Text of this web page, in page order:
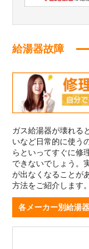
給湯器故障
ガス給湯器が壊れる
いなど日常的に使う
らといってすぐに修
できないでしょう。
が出なくなることが
方法をご紹介します
各メーカー別給湯